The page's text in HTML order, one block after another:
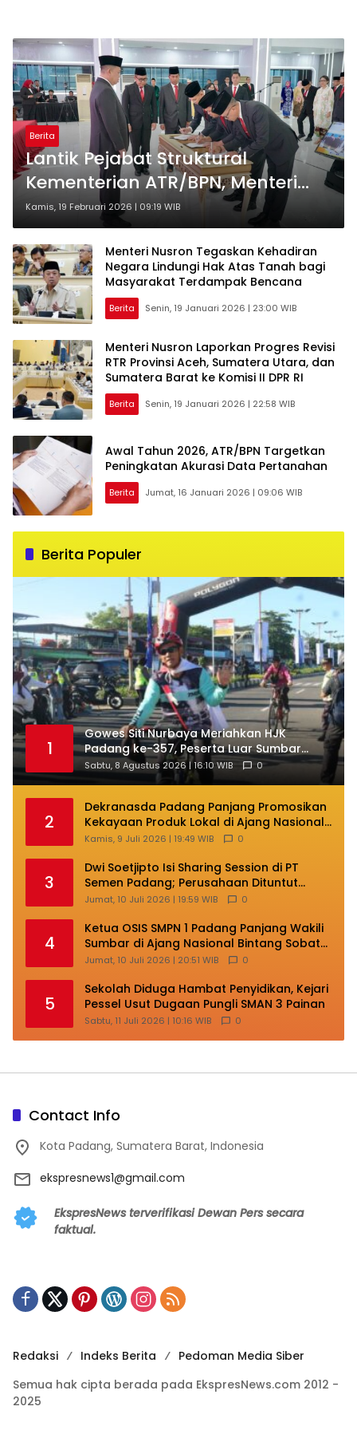
Berita
Lantik Pejabat Struktural
Kementerian ATR/BPN, Menteri
Nusron: Permudah Urusan
Masyarakat dalam Pelayanan
Pertanahan
Kamis, 19 Februari 2026 | 09:19 WIB
Menteri Nusron Tegaskan Kehadiran
Negara Lindungi Hak Atas Tanah bagi
Masyarakat Terdampak Bencana
Berita Senin, 19 Januari 2026 | 23:00 WIB
Menteri Nusron Laporkan Progres Revisi
RTR Provinsi Aceh, Sumatera Utara, dan
Sumatera Barat ke Komisi II DPR RI
Berita Senin, 19 Januari 2026 | 22:58 WIB
Awal Tahun 2026, ATR/BPN Targetkan
Peningkatan Akurasi Data Pertanahan
Berita Jumat, 16 Januari 2026 | 09:06 WIB
Berita Populer
1
Gowes Siti Nurbaya Meriahkan HJK
Padang ke-357, Peserta Luar Sumbar
Turut Ramaikan
Sabtu, 8 Agustus 2026 | 16:10 WIB 0
2
Dekranasda Padang Panjang Promosikan
Kekayaan Produk Lokal di Ajang Nasional
Makassar
Kamis, 9 Juli 2026 | 19:49 WIB 0
3
Dwi Soetjipto Isi Sharing Session di PT
Semen Padang; Perusahaan Dituntut
Lakukan Transformasi
Jumat, 10 Juli 2026 | 19:59 WIB 0
4
Ketua OSIS SMPN 1 Padang Panjang Wakili
Sumbar di Ajang Nasional Bintang Sobat
SMP
Jumat, 10 Juli 2026 | 20:51 WIB 0
5
Sekolah Diduga Hambat Penyidikan, Kejari
Pessel Usut Dugaan Pungli SMAN 3 Painan
Sabtu, 11 Juli 2026 | 10:16 WIB 0
Contact Info
Kota Padang, Sumatera Barat, Indonesia
ekspresnews1@gmail.com
EkspresNews terverifikasi Dewan Pers secara
faktual.
Redaksi Indeks Berita
Pedoman Media Siber
Semua hak cipta berada pada EkspresNews.com 2012 -
2025